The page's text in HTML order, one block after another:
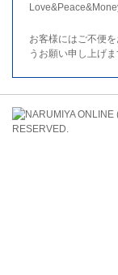
お客様にはご不便
うお願い申し上げま